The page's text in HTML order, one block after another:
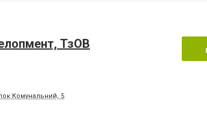
ТзОВ
Комунальний, 5